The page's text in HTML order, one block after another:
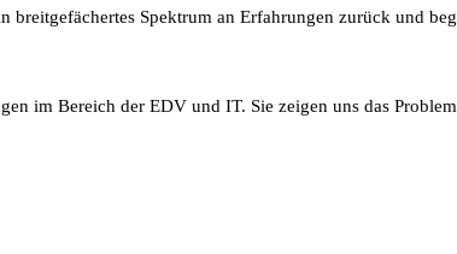
Spektrum an Erfahrungen zurück und
im Bereich der EDV und IT. Sie zeigen uns das